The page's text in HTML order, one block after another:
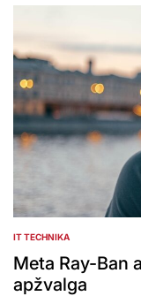
POSTED
IN
IT TECHNIKA
Meta Ray-Ban
apžvalga